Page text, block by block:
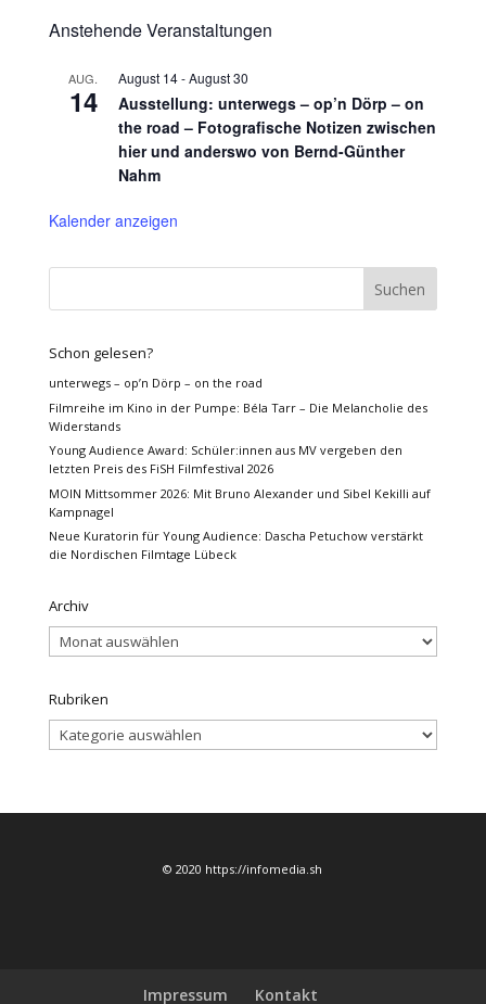
Anstehende Veranstaltungen
AUG.
14
August 14-August 30
Ausstellung: unterwegs – op’n Dörp – on
the road – Fotografische Notizen zwischen
hier und anderswo von Bernd-Günther
Nahm
Kalender anzeigen
Schon gelesen?
unterwegs – op’n Dörp – on the road
Filmreihe im Kino in der Pumpe: Béla Tarr – Die Melancholie des
Widerstands
Young Audience Award: Schüler:innen aus MV vergeben den
letzten Preis des FiSH Filmfestival 2026
MOIN Mittsommer 2026: Mit Bruno Alexander und Sibel Kekilli auf
Kampnagel
Neue Kuratorin für Young Audience: Dascha Petuchow verstärkt
die Nordischen Filmtage Lübeck
Archiv
Archiv
Rubriken
Rubriken
© 2020 https://infomedia.sh
Impressum Kontakt